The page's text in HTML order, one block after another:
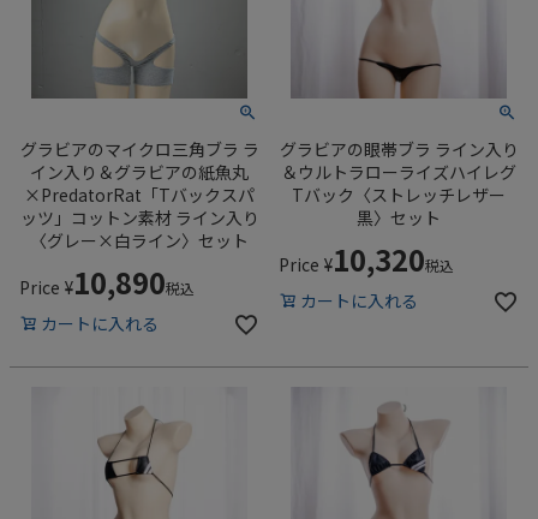
グラビアのマイクロ三角ブラ ラ
イン入り＆グラビアの紙魚丸
×PredatorRat「Tバックスパ
ッツ」コットン素材 ライン入り
〈グレー×白ライン〉セット
Price ¥10,890税込
カートに入れる
グラビアの眼帯ブラ ライン入り
＆ウルトラローライズハイレグ
Tバック〈ストレッチレザー
黒〉セット
Price ¥10,320税込
カートに入れる